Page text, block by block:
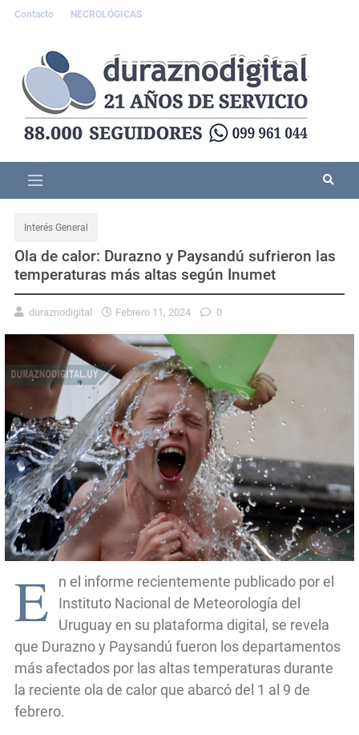
Contacto NECROLÓGICAS
Interés General
Ola de calor: Durazno y Paysandú sufrieron las
temperaturas más altas según Inumet
duraznodigital Febrero 11, 2024 0
E
n el informe recientemente publicado por el
Instituto Nacional de Meteorología del
Uruguay en su plataforma digital, se revela
que Durazno y Paysandú fueron los departamentos
más afectados por las altas temperaturas durante
la reciente ola de calor que abarcó del 1 al 9 de
febrero.